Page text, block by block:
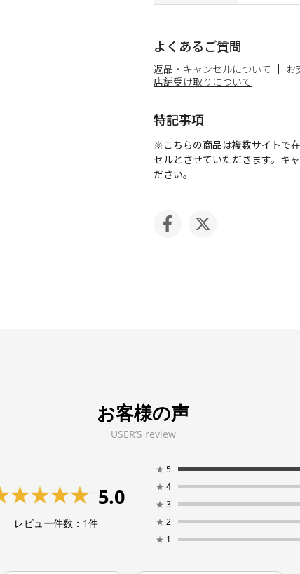
よくあるご質問
返品・キャンセルについて お
店舗受け取りについて
特記事項
※こちらの商品は複数サイトで
セルとさせていただきます。キ
ださい。
お客様の声
USER’S review
5.0
レビュー件数： 1件
★ 5
★ 4
★ 3
★ 2
★ 1